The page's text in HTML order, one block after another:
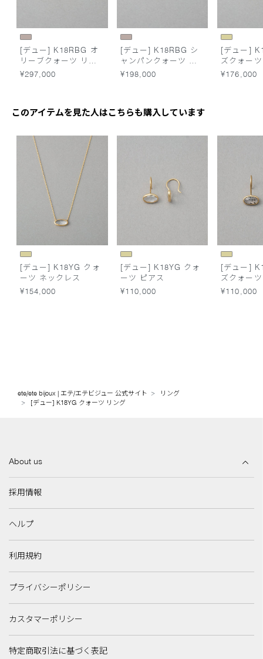
[デュー] K18RBG オ
リーブクォーツ リン
グ
¥297,000
[デュー] K18RBG シ
ャンパンクォーツ リ
ング
¥198,000
[デュー]
ズクォー
¥176,000
このアイテムを見た人はこちらも購入しています
[デュー] K18YG クォ
ーツ ネックレス
¥154,000
[デュー] K18YG クォ
ーツ ピアス
¥110,000
[デュー]
ズクォー
¥110,000
ete/ete bijoux | エテ/エテビジュー 公式サイト
リング
[デュー] K18YG クォーツ リング
About us
採用情報
ヘルプ
利用規約
プライバシーポリシー
カスタマーポリシー
特定商取引法に基づく表記